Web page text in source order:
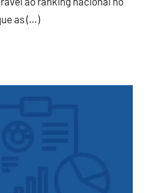
as (…)